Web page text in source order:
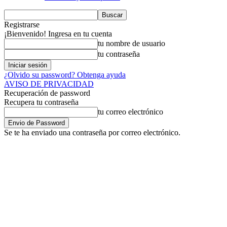
Registrarse
¡Bienvenido! Ingresa en tu cuenta
tu nombre de usuario
tu contraseña
¿Olvido su password? Obtenga ayuda
AVISO DE PRIVACIDAD
Recuperación de password
Recupera tu contraseña
tu correo electrónico
Se te ha enviado una contraseña por correo electrónico.